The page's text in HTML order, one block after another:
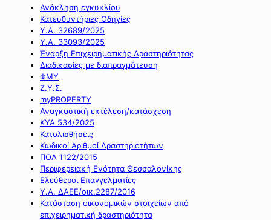
Ανάκληση εγκυκλίου
Κατευθυντήριες Οδηγίες
Υ.Α. 32689/2025
Υ.Α. 33093/2025
Έναρξη Επιχειρηματικής Δραστηριότητας
Διαδικασίες με διαπραγμάτευση
ΦΜΥ
Ζ.Υ.Σ.
myPROPERTY
Αναγκαστική εκτέλεση/κατάσχεση
ΚΥΑ 534/2025
Κατολισθήσεις
Κωδικοί Αριθμοί Δραστηριοτήτων
ΠΟΛ 1122/2015
Περιφερειακή Ενότητα Θεσσαλονίκης
Ελεύθεροι Επαγγελματίες
Υ.Α. ΔΑΕΕ/οικ.2287/2016
Κατάσταση οικονομικών στοιχείων από
επιχειρηματική δραστηριότητα